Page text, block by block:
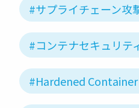
#サプライチェーン攻
#コンテナセキュリテ
#Hardened